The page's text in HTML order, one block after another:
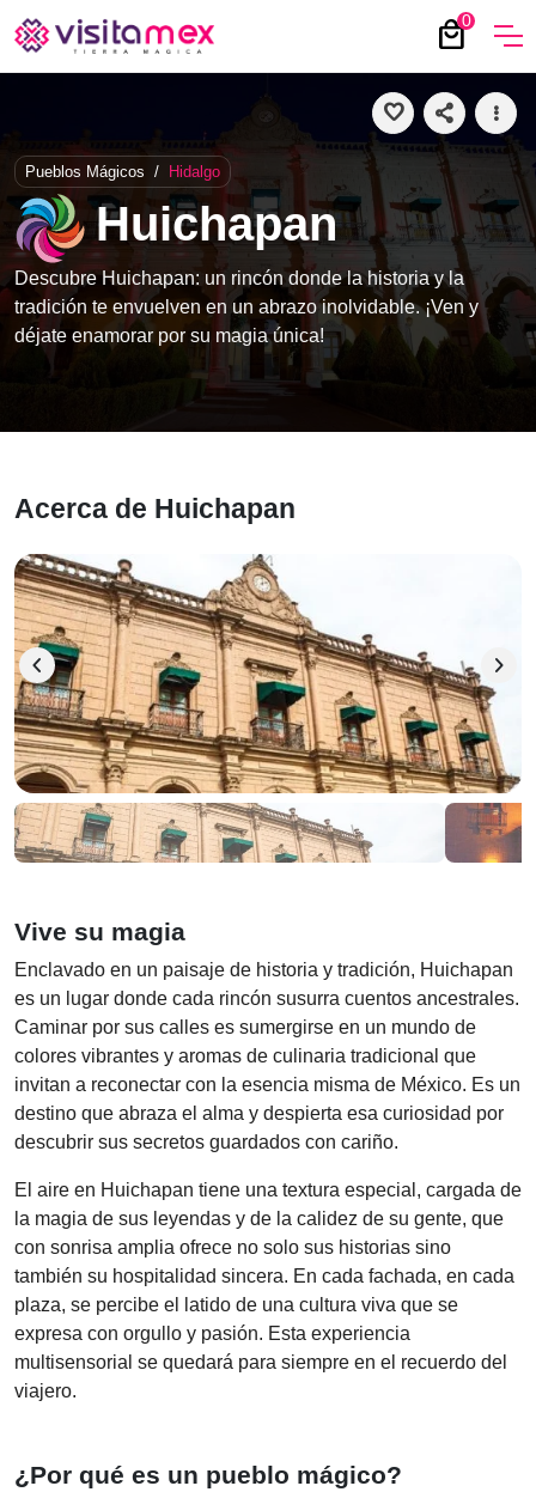
0
local_mall
favorite share more_vert
Pueblos Mágicos / Hidalgo
Huichapan
Descubre Huichapan: un rincón donde la historia y la
tradición te envuelven en un abrazo inolvidable. ¡Ven y
déjate enamorar por su magia única!
Acerca de Huichapan
chevron_left chevron_right
Vive su magia
Enclavado en un paisaje de historia y tradición, Huichapan
es un lugar donde cada rincón susurra cuentos ancestrales.
Caminar por sus calles es sumergirse en un mundo de
colores vibrantes y aromas de culinaria tradicional que
invitan a reconectar con la esencia misma de México. Es un
destino que abraza el alma y despierta esa curiosidad por
descubrir sus secretos guardados con cariño.
El aire en Huichapan tiene una textura especial, cargada de
la magia de sus leyendas y de la calidez de su gente, que
con sonrisa amplia ofrece no solo sus historias sino
también su hospitalidad sincera. En cada fachada, en cada
plaza, se percibe el latido de una cultura viva que se
expresa con orgullo y pasión. Esta experiencia
multisensorial se quedará para siempre en el recuerdo del
viajero.
¿Por qué es un pueblo mágico?